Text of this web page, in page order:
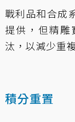
戰利品和合成
提供，但精
汰，以減少重
積分重置